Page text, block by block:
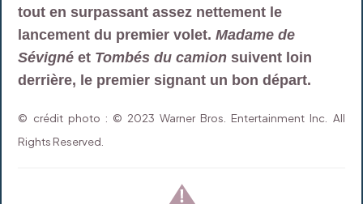
tout en surpassant assez nettement le
lancement du premier volet.Madame de
Sévigné et Tombés du camionsuivent loin
derrière, le premier signant un bon départ.
© crédit photo : © 2023 Warner Bros. Entertainment Inc. All
Rights Reserved.